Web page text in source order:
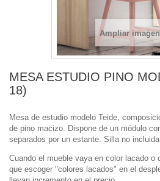
Ampliar imagen
MESA ESTUDIO PINO
18)
Mesa de estudio modelo Teide,
de pino macizo. Dispone de un módulo
separados por un estante. Silla no
Cuando el mueble vaya en color lacado o
que escoger "colores lacados" en el